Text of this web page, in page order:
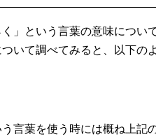
」という言葉の意味につい
いて調べてみると、以下の
言葉を使う時には概ね上記